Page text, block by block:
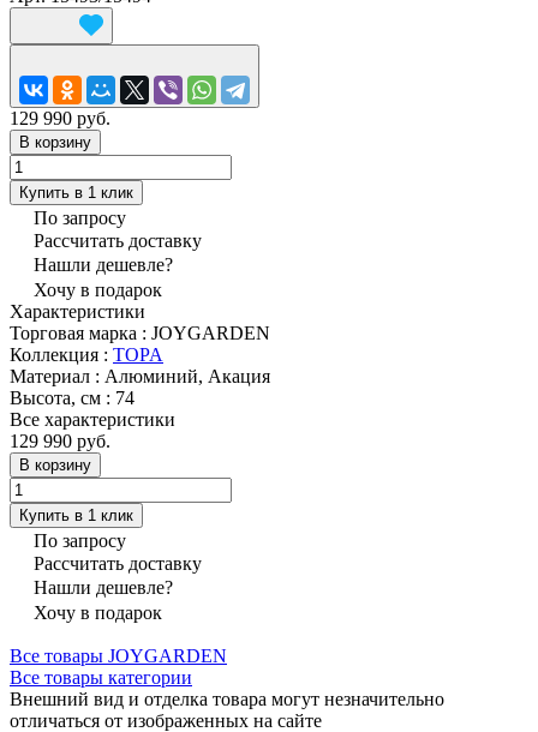
129 990 руб.
В корзину
Купить в 1 клик
По запросу
Рассчитать доставку
Нашли дешевле?
Хочу в подарок
Характеристики
Торговая марка : JOYGARDEN
Коллекция : TOPA
Материал : Алюминий, Акация
Высота, см : 74
Все характеристики
129 990 руб.
В корзину
Купить в 1 клик
По запросу
Рассчитать доставку
Нашли дешевле?
Хочу в подарок
Все товары JOYGARDEN
Все товары категории
Внешний вид и отделка товара могут незначительно
отличаться от изображенных на сайте